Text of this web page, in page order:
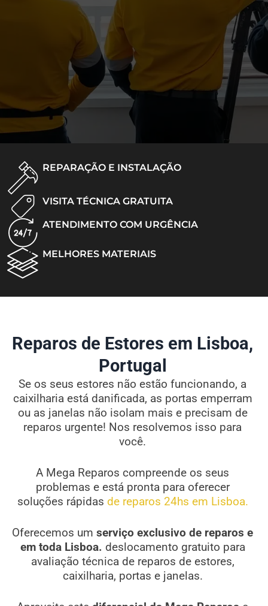
REPARAÇÃO E INSTALAÇÃO
VISITA TÉCNICA GRATUITA
ATENDIMENTO COM URGÊNCIA
MELHORES MATERIAIS
Reparos de Estores em Lisboa,
Portugal
Se os seus estores não estão funcionando, a
caixilharia está danificada, as portas emperram
ou as janelas não isolam mais e precisam de
reparos urgente! Nos resolvemos isso para
você.
A Mega Reparos compreende os seus
problemas e está pronta para oferecer
soluções rápidas de reparos 24hs em Lisboa.
Oferecemos um serviço exclusivo de reparos e
em toda Lisboa. deslocamento gratuito para
avaliação técnica de reparos de estores,
caixilharia, portas e janelas.